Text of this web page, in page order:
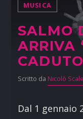
MUSICA
SALMO
ARRIVA
Scritto da Nicolò
Dal 1 gennaio